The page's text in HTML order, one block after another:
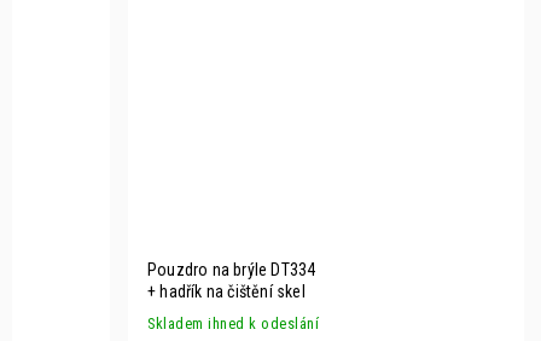
Pouzdro na brýle DT334
+ hadřík na čištění skel
Skladem ihned k odeslání